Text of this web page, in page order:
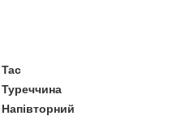
Tac
Туреччина
Напівторний